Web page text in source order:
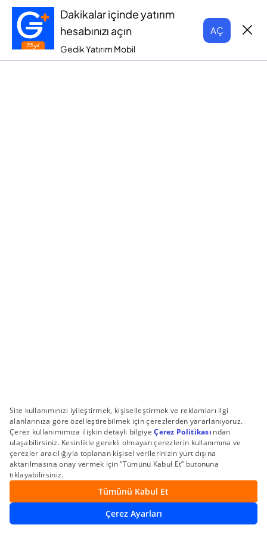
Dakikalar içinde yatırım
hesabınızı açın
Gedik Yatırım Mobil
AÇ